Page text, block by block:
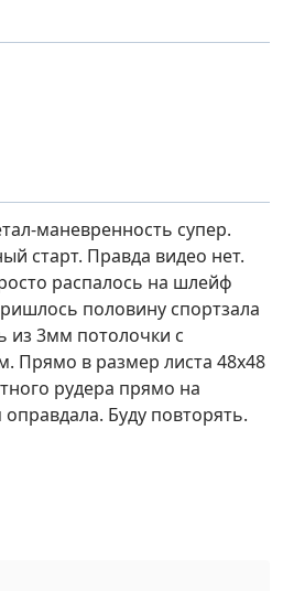
маневренность супер.
старт. Правда видео нет.
распалось на шлейф
половину спортзала
из 3мм потолочки с
Прямо в размер листа 48х48
рудера прямо на
Буду повторять.